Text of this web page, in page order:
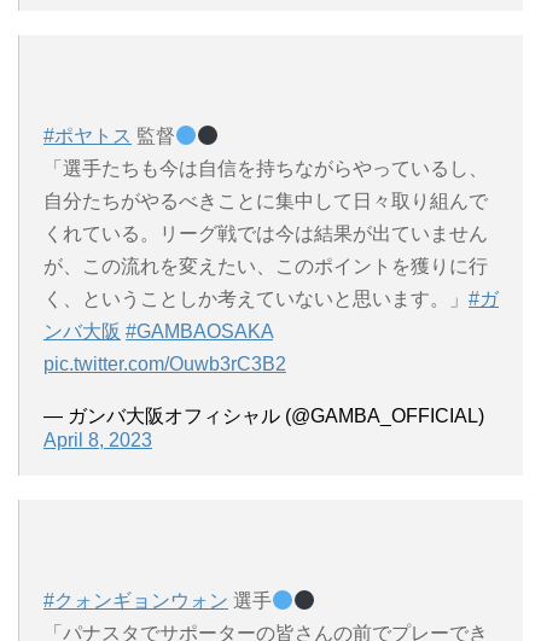
#ポヤトス 監督
「選手たちも今は自信を持ちながらやっているし、
自分たちがやるべきことに集中して日々取り組んで
くれている。リーグ戦では今は結果が出ていません
が、この流れを変えたい、このポイントを獲りに行
く、ということしか考えていないと思います。」 #ガ
ンバ大阪 #GAMBAOSAKA
pic.twitter.com/Ouwb3rC3B2
— ガンバ大阪オフィシャル (@GAMBA_OFFICIAL)
April 8, 2023
#クォンギョンウォン 選手
「パナスタでサポーターの皆さんの前でプレーでき